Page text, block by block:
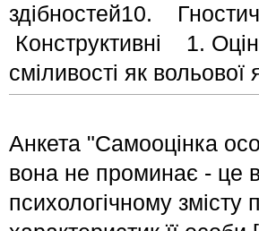
здібностей10.
Конструктивні 1.
сміливості як вольової
Анкета "Самооцінка
вона не проминає - це
психологічному